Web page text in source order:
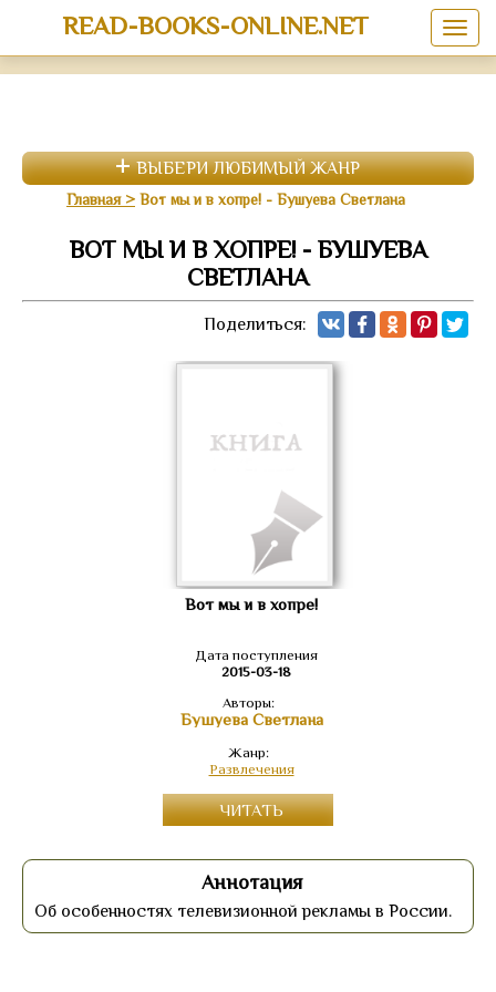
READ-BOOKS-ONLINE.NET
ВЫБЕРИ ЛЮБИМЫЙ ЖАНР
Главная Вот мы и в хопре! - Бушуева Светлана
ВОТ МЫ И В ХОПРЕ! - БУШУЕВА
СВЕТЛАНА
Поделиться:
Вот мы и в хопре!
Дата поступления
2015-03-18
Авторы:
Бушуева Светлана
Жанр:
Развлечения
ЧИТАТЬ
Аннотация
Об особенностях телевизионной рекламы в России.